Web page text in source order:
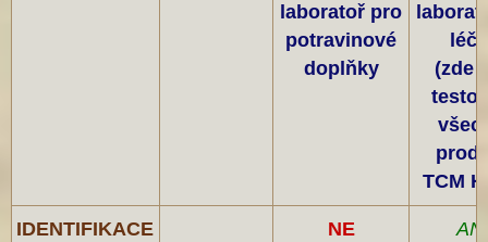
laboratoř pro
potravinové
doplňky
(zde
TCM
IDENTIFIKACE
NE